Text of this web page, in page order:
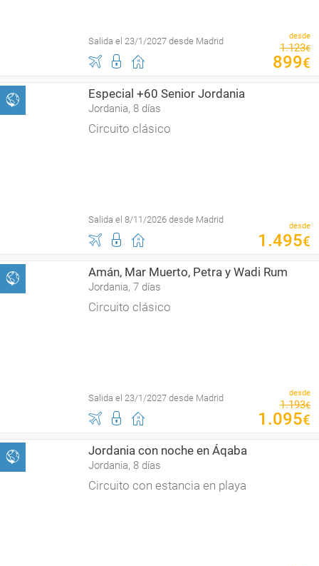
Salida el 23/1/2027 desde Madrid desde
1.123€
899€
Especial +60 Senior Jordania
Jordania, 8 días
Circuito clásico
Salida el 8/11/2026 desde Madrid
desde
1 .495€
Amán, Mar Muerto, Petra y Wadi Rum
Jordania, 7 días
Circuito clásico
Salida el 23/1/2027 desde Madrid desde
1.193€
1 .095€
Jordania con noche en Áqaba
Jordania, 8 días
Circuito con estancia en playa